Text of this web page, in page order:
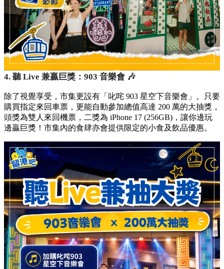
4. 聽 Live 兼贏巨獎：903 音樂會 🎶
除了視覺享受，市集更設有「叱咤 903 星空下音樂會」。只要
購買指定來回車票，更能自動參加總值高達 200 萬的大抽獎，
頭獎為雙人來回機票，二獎為 iPhone 17 (256GB)，讓你邊玩
邊贏巨獎！市集內的食肆亦會提供限定的小食及飲品優惠。